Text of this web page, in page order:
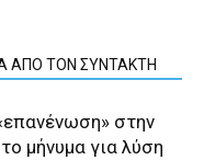
ΑΠΟ ΤΟΝ ΣΥΝΤΑΚΤΗ
στην
μήνυμα για λύση